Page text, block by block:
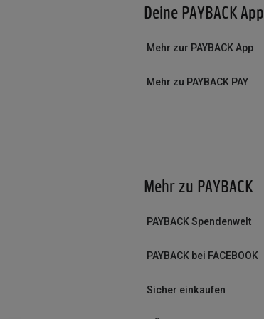
Deine PAYBACK App
Mehr zur PAYBACK App
Mehr zu PAYBACK PAY
Mehr zu PAYBACK
PAYBACK Spendenwelt
PAYBACK bei FACEBOOK
Sicher einkaufen